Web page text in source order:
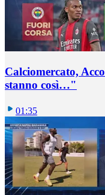
Calciomercato,
stanno così…"
01:35